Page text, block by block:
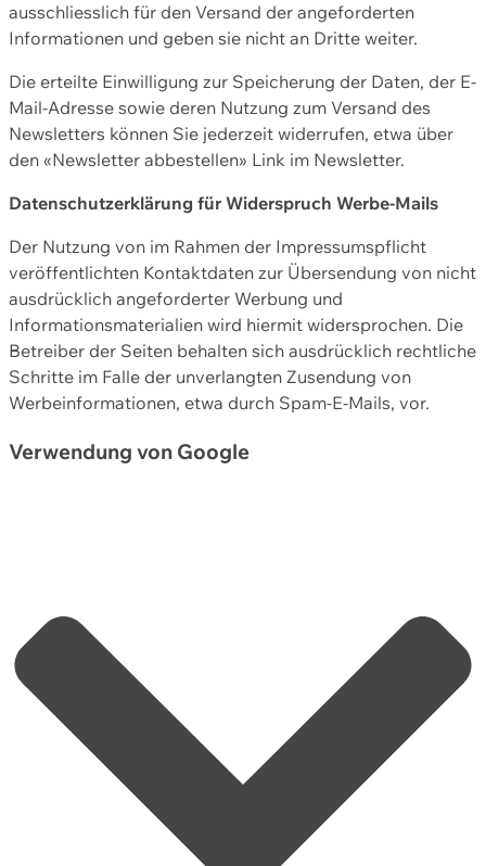
ausschliesslich für den Versand der angeforderten
Informationen und geben sie nicht an Dritte weiter.
Die erteilte Einwilligung zur Speicherung der Daten, der E-
Mail-Adresse sowie deren Nutzung zum Versand des
Newsletters können Sie jederzeit widerrufen, etwa über
den «Newsletter abbestellen» Link im Newsletter.
Datenschutzerklärung für Widerspruch Werbe-Mails
Der Nutzung von im Rahmen der Impressumspflicht
veröffentlichten Kontaktdaten zur Übersendung von nicht
ausdrücklich angeforderter Werbung und
Informationsmaterialien wird hiermit widersprochen. Die
Betreiber der Seiten behalten sich ausdrücklich rechtliche
Schritte im Falle der unverlangten Zusendung von
Werbeinformationen, etwa durch Spam-E-Mails, vor.
Verwendung von Google